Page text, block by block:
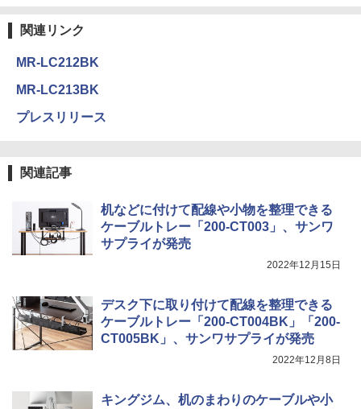
関連リンク
MR-LC212BK
MR-LC213BK
プレスリリース
関連記事
机などに付けて配線や小物を整理できる
ケーブルトレー「200-CT003」、サンワ
サプライが発売
2022年12月15日
デスク下に取り付けて配線を整理できる
ケーブルトレー「200-CT004BK」「200-
CT005BK」、サンワサプライが発売
2022年12月8日
キングジム、机のまわりのケーブルや小